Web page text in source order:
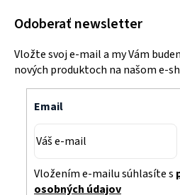
Odoberať newsletter
Vložte svoj e-mail a my Vám
nových produktoch na našom e-
Email
Vložením e-mailu súhlasíte s
osobných údajov